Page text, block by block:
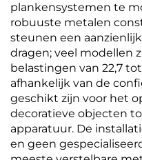
plankensystemen te
robuuste metalen
steunen een
dragen; veel modellen
belastingen van 22,7
afhankelijk van de
geschikt zijn voor het
decoratieve objecten
apparatuur. De
en geen